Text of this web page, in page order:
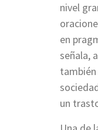
nivel
en
señala,
un